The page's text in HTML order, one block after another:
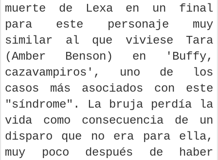
muerte de Lexa en un final
para este personaje muy
similar al que viviese Tara
(Amber Benson) en 'Buffy,
cazavampiros', uno de los
casos más asociados con este
"síndrome". La bruja perdía la
vida como consecuencia de un
disparo que no era para ella,
muy poco después de haber